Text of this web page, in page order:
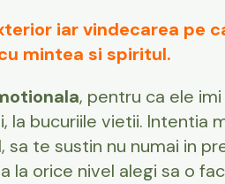
iar vindecarea pe
mintea si spiritul.
, pentru ca ele
la bucuriile vietii. Intentia
, sa te sustin nu numai in
la orice nivel alegi sa o